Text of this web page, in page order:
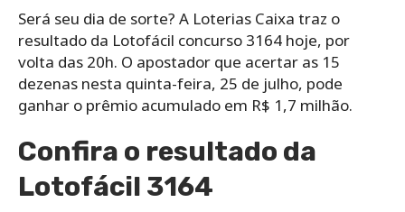
Será seu dia de sorte? A Loterias Caixa traz o
resultado da Lotofácil concurso 3164 hoje, por
volta das 20h. O apostador que acertar as 15
dezenas nesta quinta-feira, 25 de julho, pode
ganhar o prêmio acumulado em R$ 1,7 milhão.
Confira o resultado da
Lotofácil 3164